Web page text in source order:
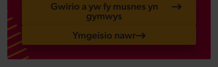
Gwirio a yw fy musnes yn
gymwys
Ymgeisio nawr